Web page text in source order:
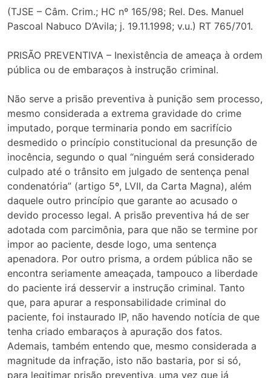
(TJSE – Câm. Crim.; HC nº 165/98; Rel. Des. Manuel
Pascoal Nabuco D’Avila; j. 19.11.1998; v.u.) RT 765/701.
PRISÃO PREVENTIVA – Inexistência de ameaça à ordem
pública ou de embaraços à instrução criminal.
Não serve a prisão preventiva à punição sem processo,
mesmo considerada a extrema gravidade do crime
imputado, porque terminaria pondo em sacrifício
desmedido o princípio constitucional da presunção de
inocência, segundo o qual “ninguém será considerado
culpado até o trânsito em julgado de sentença penal
condenatória” (artigo 5º, LVII, da Carta Magna), além
daquele outro princípio que garante ao acusado o
devido processo legal. A prisão preventiva há de ser
adotada com parcimônia, para que não se termine por
impor ao paciente, desde logo, uma sentença
apenadora. Por outro prisma, a ordem pública não se
encontra seriamente ameaçada, tampouco a liberdade
do paciente irá desservir a instrução criminal. Tanto
que, para apurar a responsabilidade criminal do
paciente, foi instaurado IP, não havendo notícia de que
tenha criado embaraços à apuração dos fatos.
Ademais, também entendo que, mesmo considerada a
magnitude da infração, isto não bastaria, por si só,
para legitimar prisão preventiva, uma vez que já